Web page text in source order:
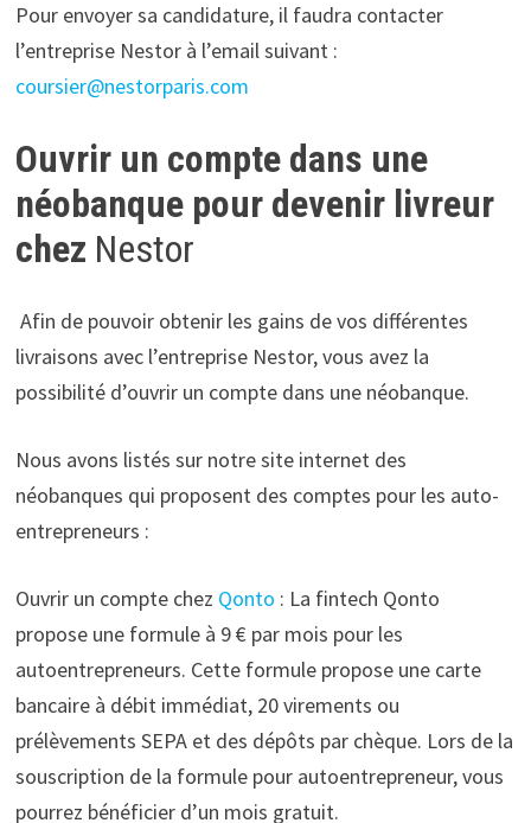
Pour envoyer sa candidature, il faudra contacter
l’entreprise Nestor à l’email suivant :
coursier@nestorparis.com
Ouvrir un compte dans une
néobanque pour devenir livreur
chez Nestor
Afin de pouvoir obtenir les gains de vos différentes
livraisons avec l’entreprise Nestor, vous avez la
possibilité d’ouvrir un compte dans une néobanque.
Nous avons listés sur notre site internet des
néobanques qui proposent des comptes pour les auto-
entrepreneurs :
Ouvrir un compte chez Qonto : La fintech Qonto
propose une formule à 9 € par mois pour les
autoentrepreneurs. Cette formule propose une carte
bancaire à débit immédiat, 20 virements ou
prélèvements SEPA et des dépôts par chèque. Lors de la
souscription de la formule pour autoentrepreneur, vous
pourrez bénéficier d’un mois gratuit.